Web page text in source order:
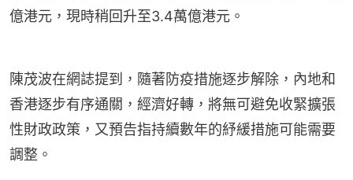
億港元，現時稍回升至3.4萬億港元。
陳茂波在網誌提到，隨著防疫措施逐步解除，內地和
香港逐步有序通關，經濟好轉，將無可避免收緊擴張
性財政政策，又預告指持續數年的紓緩措施可能需要
調整。